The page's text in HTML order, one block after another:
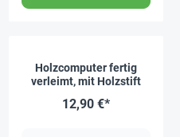
Holzcomputer fertig
verleimt, mit Holzstift
12,90 €*